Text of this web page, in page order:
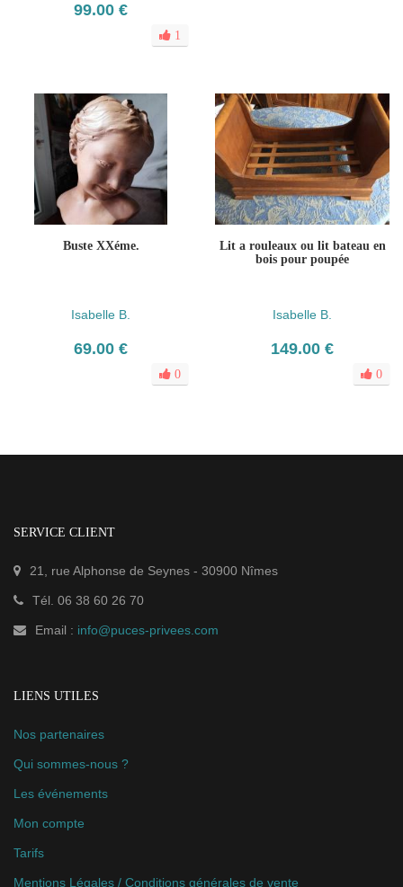
99.00 €
1
Buste XXéme.
Isabelle B.
69.00 €
0
Lit a rouleaux ou lit bateau en
bois pour poupée
Isabelle B.
149.00 €
0
SERVICE CLIENT
21, rue Alphonse de Seynes - 30900 Nîmes
Tél. 06 38 60 26 70
Email : info@puces-privees.com
LIENS UTILES
Nos partenaires
Qui sommes-nous ?
Les événements
Mon compte
Tarifs
Mentions Légales / Conditions générales de vente